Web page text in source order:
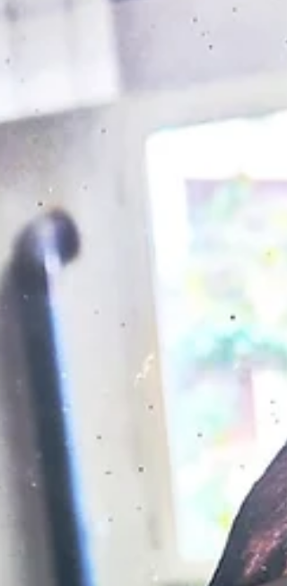
que combinan funcionalidad, tradición y valor
personal. Un cuchillo hecho a mano no es solo